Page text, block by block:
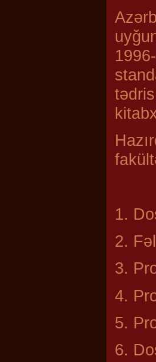
1.
2.
3.
4.
5.
6.